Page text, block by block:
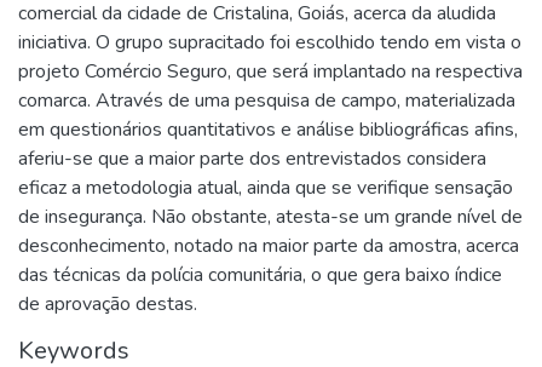
comercial da cidade de Cristalina, Goiás, acerca da aludida
iniciativa. O grupo supracitado foi escolhido tendo em vista o
projeto Comércio Seguro, que será implantado na respectiva
comarca. Através de uma pesquisa de campo, materializada
em questionários quantitativos e análise bibliográficas afins,
aferiu-se que a maior parte dos entrevistados considera
eficaz a metodologia atual, ainda que se verifique sensação
de insegurança. Não obstante, atesta-se um grande nível de
desconhecimento, notado na maior parte da amostra, acerca
das técnicas da polícia comunitária, o que gera baixo índice
de aprovação destas.
Keywords